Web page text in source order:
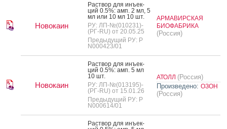
Новокаин
Рас­твор для инъ­ек­
ций 0.5%: амп. 2 мл, 5
мл или 10 мл 10 шт.
РУ: ЛП-№(010231)-
(РГ-RU) от 20.05.25
Предыдущий РУ: Р
N000423/01
АРМАВИРСКАЯ
БИОФАБРИКА
(Россия)
Новокаин
Рас­твор для инъ­ек­
ций 0.5%: амп. 5 мл
10 шт.
РУ: ЛП-№(013195)-
(РГ-RU) от 15.01.26
Предыдущий РУ: Р
N000614/01
АТОЛЛ (Россия)
Произведено: ОЗОН
(Россия)
Рас­твор для инъ­ек­